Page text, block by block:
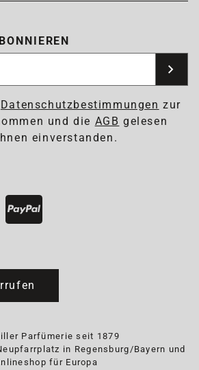
Datenschutzbestimmungen zur
und die AGB gelesen
einverstanden.
Parfümerie seit 1879
in Regensburg/Bayern und
für Europa